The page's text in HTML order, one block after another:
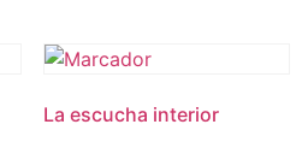
La escucha interior